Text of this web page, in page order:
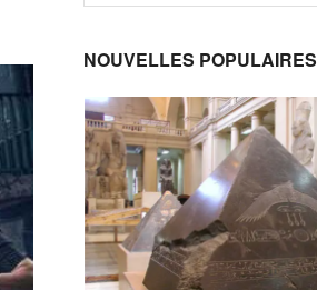
NOUVELLES POPULAIRES